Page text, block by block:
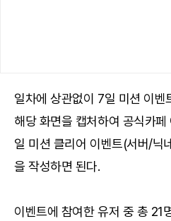
일차에 상관없이 7일 미션 이벤
해당 화면을 캡처하여 공식카
일 미션 클리어 이벤트(서버/닉
을 작성하면 된다.
이벤트에 참여한 유저 중 총 21